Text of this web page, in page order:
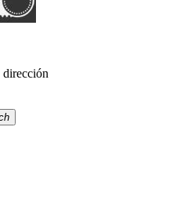
dirección